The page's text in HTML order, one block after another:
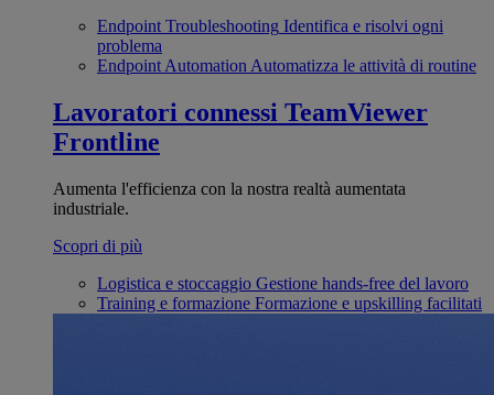
Endpoint Troubleshooting Identifica e risolvi ogni
problema
Endpoint Automation Automatizza le attività di routine
Lavoratori connessi TeamViewer
Frontline
Aumenta l'efficienza con la nostra realtà aumentata
industriale.
Scopri di più
Logistica e stoccaggio Gestione hands-free del lavoro
Training e formazione Formazione e upskilling facilitati